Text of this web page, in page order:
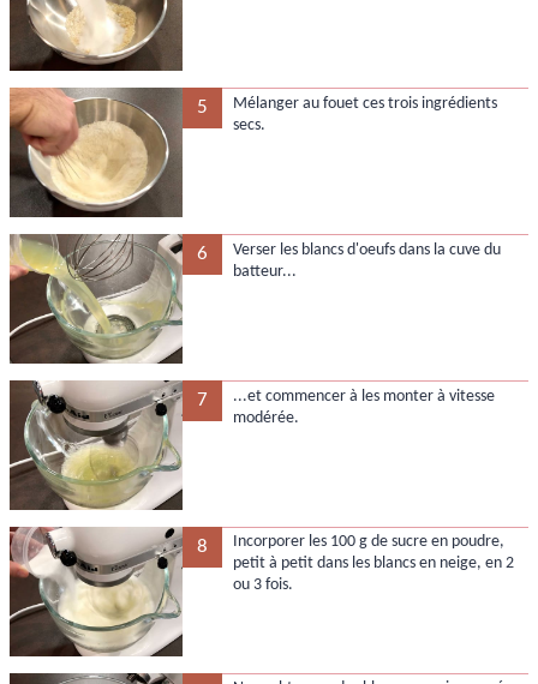
5
Mélanger au fouet ces trois ingrédients
secs.
6
Verser les blancs d'oeufs dans la cuve du
batteur...
7
...et commencer à les monter à vitesse
modérée.
8
Incorporer les 100 g de sucre en poudre,
petit à petit dans les blancs en neige, en 2
ou 3 fois.